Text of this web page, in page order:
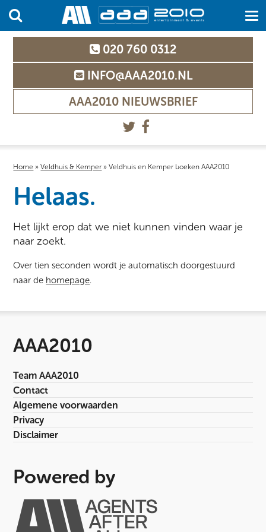
020 760 0312
INFO@AAA2010.NL
AAA2010 NIEUWSBRIEF
Home »Veldhuis & Kemper »Veldhuis en Kemper boeken AAA2010
Helaas.
Het lijkt erop dat we niet kunnen vinden waar je
naar zoekt.
Over tien seconden wordt je automatisch doorgestuurd
naar de homepage.
AAA2010
Team AAA2010
Contact
Algemene voorwaarden
Privacy
Disclaimer
Powered by